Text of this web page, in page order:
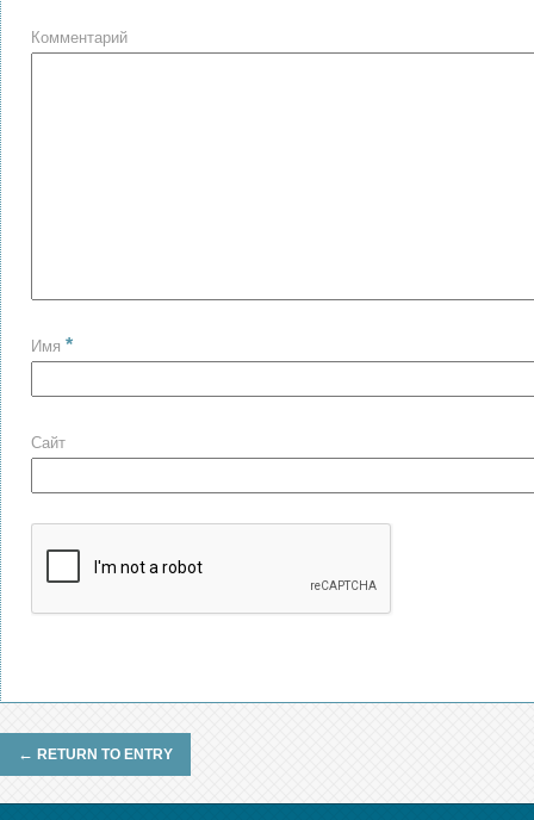
Комментарий
Имя *
Сайт
← RETURN TO ENTRY